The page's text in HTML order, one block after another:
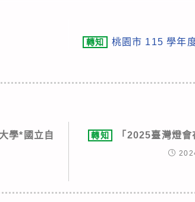
轉知
桃園市 115 學年
學*國立自
轉知 「2025臺灣燈